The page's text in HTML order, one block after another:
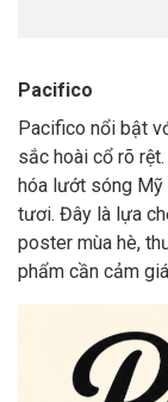
Pacifico
Pacifico nổi bật
sắc hoài cổ rõ
hóa lướt sóng Mỹ
tươi. Đây là lựa
poster mùa hè,
phẩm cần cảm